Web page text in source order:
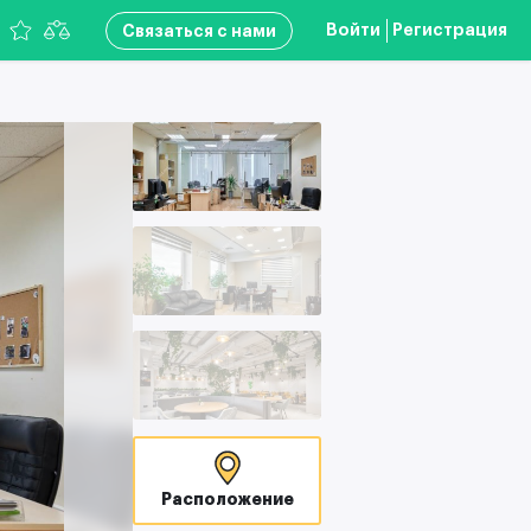
Связаться с нами Войти Регистрация
Расположение